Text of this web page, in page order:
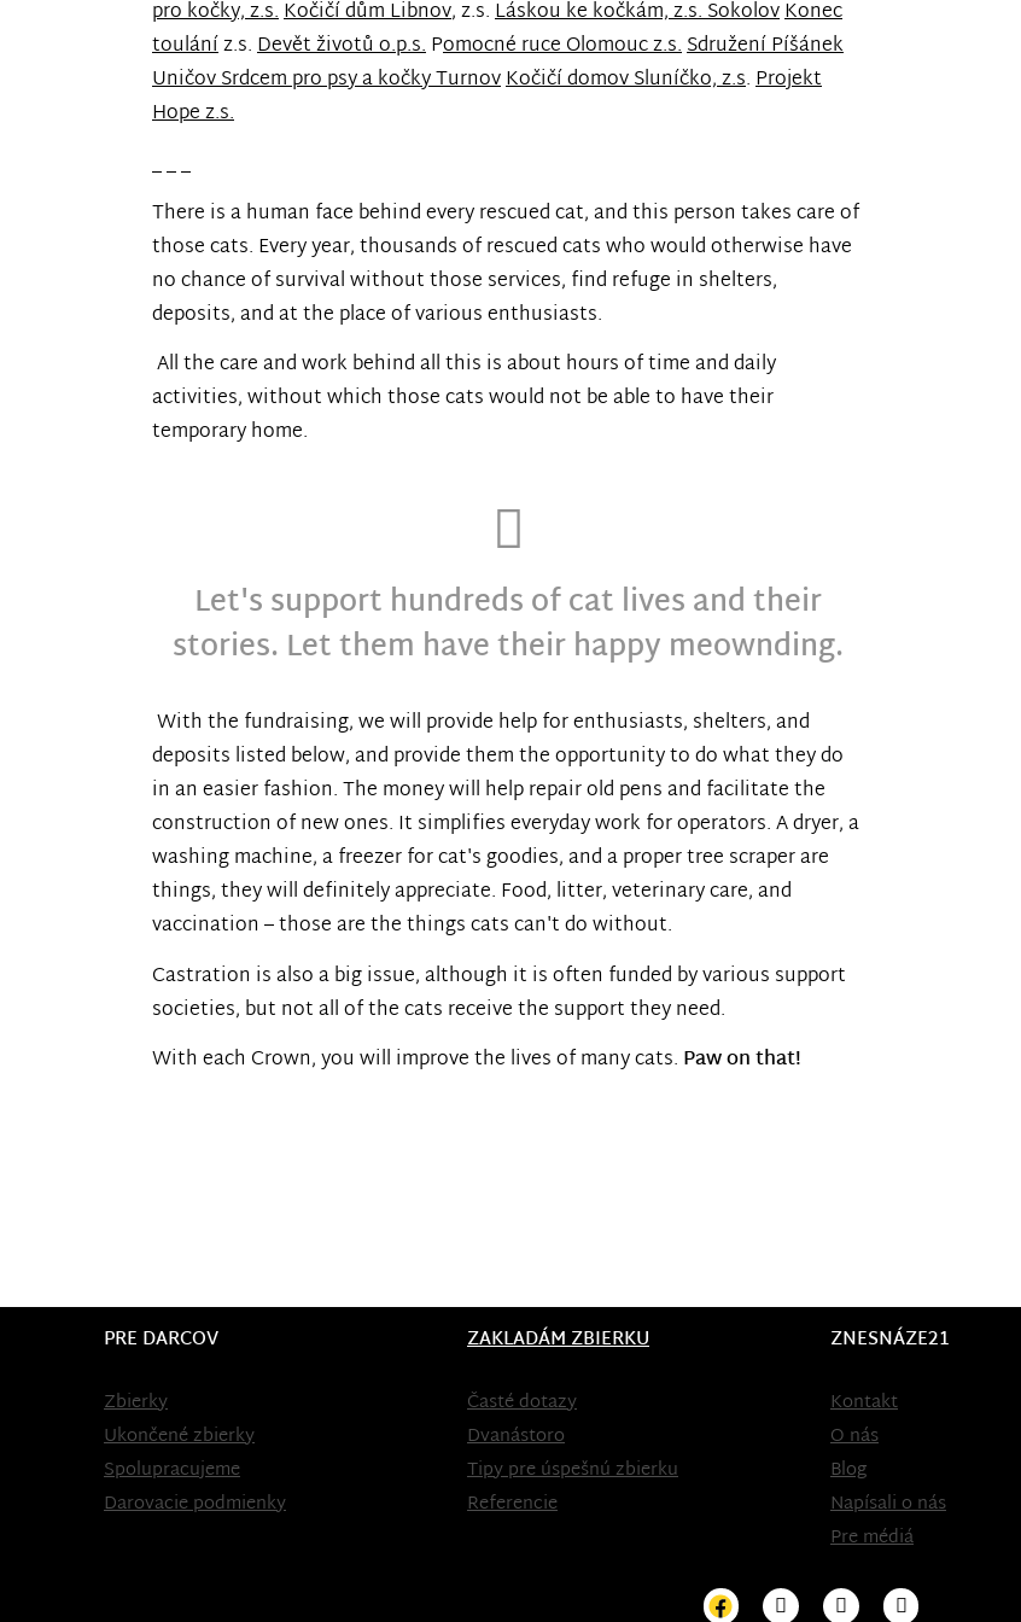
pro kočky, z.s.Kočičí dům Libnov, z.s.Láskou ke kočkám, z.s. SokolovKonec
touláníz.s.Devět životů o.p.s.Pomocné ruce Olomouc z.s.Sdružení Píšánek
UničovSrdcem pro psy a kočky TurnovKočičí domov Sluníčko, z.s.Projekt
Hope z.s.
_ _ _
There is a human face behind every rescued cat, and this person takes care of
those cats. Every year, thousands of rescued cats who would otherwise have
no chance of survival without those services, find refuge in shelters,
deposits, and at the place of various enthusiasts.
All the care and work behind all this is about hours of time and daily
activities, without which those cats would not be able to have their
temporary home.
Let's support hundreds of cat lives and their
stories. Let them have their happy meownding.
With the fundraising, we will provide help for enthusiasts, shelters, and
deposits listed below, and provide them the opportunity to do what they do
in an easier fashion. The money will help repair old pens and facilitate the
construction of new ones. It simplifies everyday work for operators. A dryer, a
washing machine, a freezer for cat's goodies, and a proper tree scraper are
things, they will definitely appreciate. Food, litter, veterinary care, and
vaccination – those are the things cats can't do without.
Castration is also a big issue, although it is often funded by various support
societies, but not all of the cats receive the support they need.
With each Crown, you will improve the lives of many cats. Paw on that!
PRE DARCOV
Zbierky
Ukončené zbierky
Spolupracujeme
Darovacie podmienky
ZAKLADÁM ZBIERKU
Časté dotazy
Dvanástoro
Tipy pre úspešnú zbierku
Referencie
ZNESNÁZE21
Kontakt
O nás
Blog
Napísali o nás
Pre médiá